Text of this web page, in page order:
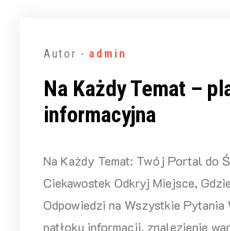
Autor - admin
Na Każdy Temat –
informacyjna
Na Każdy Temat: Twój Portal do
Ciekawostek Odkryj Miejsce,
Odpowiedzi na Wszystkie Pytania
natłoku informacji, znalezienie